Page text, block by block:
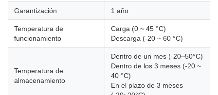
Garantización 1 año
Temperatura de
funcionamiento
Carga (0 ~ 45 °C)
Descarga (-20 ~ 60 °C)
Temperatura de
almacenamiento
Dentro de un mes (-20~50°C)
Dentro de los 3 meses (-20 ~
40 °C)
En el plazo de 3 meses